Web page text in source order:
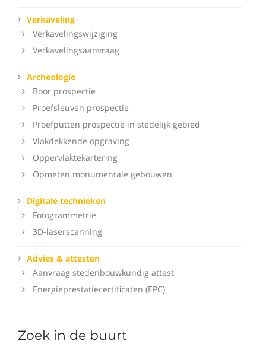
Verkaveling
Verkavelingswijziging
Verkavelingsaanvraag
Archeologie
Boor prospectie
Proefsleuven prospectie
Proefputten prospectie in stedelijk gebied
Vlakdekkende opgraving
Oppervlaktekartering
Opmeten monumentale gebouwen
Digitale technieken
Fotogrammetrie
3D-laserscanning
Advies & attesten
Aanvraag stedenbouwkundig attest
Energieprestatiecertificaten (EPC)
Zoek in de buurt